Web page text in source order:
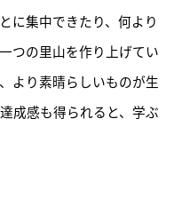
に集中できたり、何より
つの里山を作り上げてい
より素晴らしいものが生
成感も得られると、学ぶ